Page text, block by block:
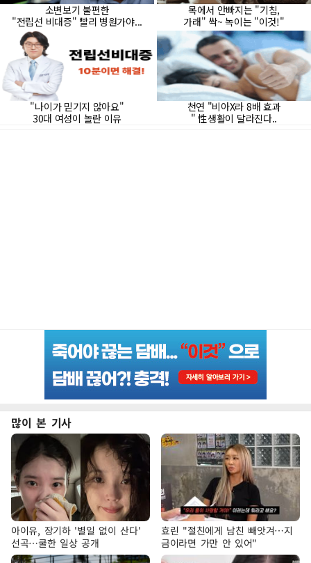
많이 본 기사
아이유, 장기하 '별일 없이 산다'
선곡…쿨한 일상 공개
효린 "절친에게 남친 빼앗겨…지
금이라면 가만 안 있어"